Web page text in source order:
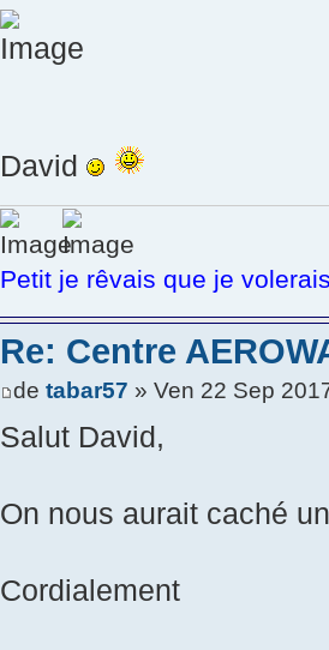
David
Petit je rêvais que je
Re: Centre
detabar57 » Ven 22 Sep
Salut David,
On nous aurait caché
Cordialement